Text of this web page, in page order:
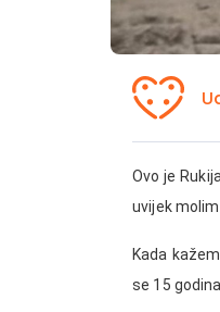
Ovo je
uvijek
Kada
se 15